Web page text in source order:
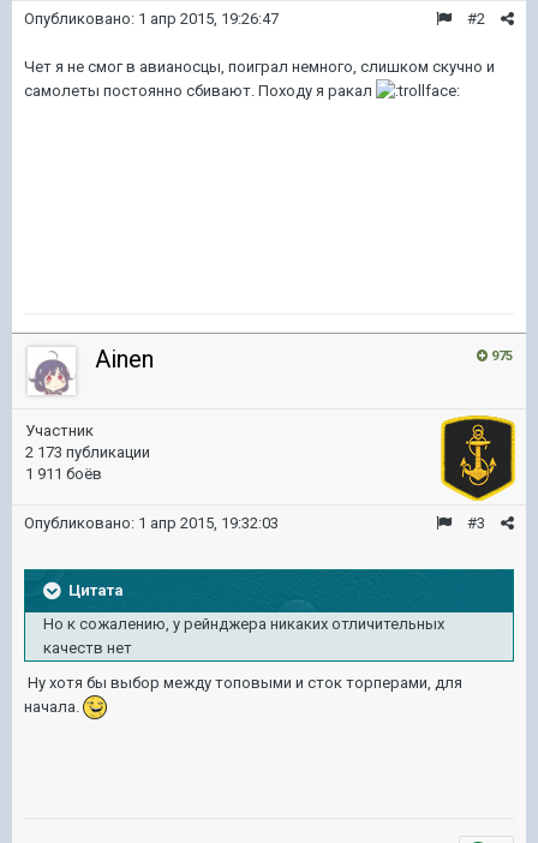
#2
Опубликовано: 1 апр 2015, 19:26:47
Чет я не смог в авианосцы, поиграл немного, слишком скучно и
самолеты постоянно сбивают. Походу я ракал
975
Ainen
Участник
2 173 публикации
1 911 боёв
#3
Опубликовано: 1 апр 2015, 19:32:03
Цитата
Но к сожалению, у рейнджера никаких отличительных
качеств нет
Ну хотя бы выбор между топовыми и сток торперами, для
начала.